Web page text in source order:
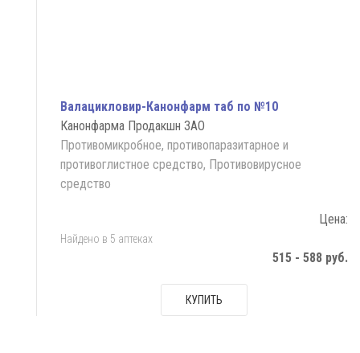
Валацикловир-Канонфарм таб по №10
Канонфарма Продакшн ЗАО
Противомикробное, противопаразитарное и
противоглистное средство, Противовирусное
средство
Цена:
Найдено в 5 аптеках
515 - 588 руб.
КУПИТЬ